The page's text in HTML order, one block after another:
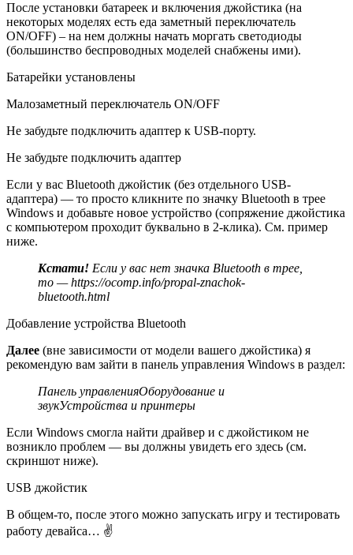
После установки батареек и включения джойстика (на
некоторых моделях есть еда заметный переключатель
ON/OFF) – на нем должны начать моргать светодиоды
(большинство беспроводных моделей снабжены ими).
Батарейки установлены
Малозаметный переключатель ON/OFF
Не забудьте подключить адаптер к USB-порту.
Не забудьте подключить адаптер
Если у вас Bluetooth джойстик (без отдельного USB-
адаптера) — то просто кликните по значку Bluetooth в трее
Windows и добавьте новое устройство (сопряжение джойстика
с компьютером проходит буквально в 2-клика). См. пример
ниже.
Кстати! Если у вас нет значка Bluetooth в трее,
то —https://ocomp.info/propal-znachok-
bluetooth.html
Добавление устройства Bluetooth
Далее (вне зависимости от модели вашего джойстика) я
рекомендую вам зайти в панель управления Windows в раздел:
Панель управленияОборудование и
звукУстройства и принтеры
Если Windows смогла найти драйвер и с джойстиком не
возникло проблем — вы должны увидеть его здесь (см.
скриншот ниже).
USB джойстик
В общем-то, после этого можно запускать игру и тестировать
работу девайса… ✌